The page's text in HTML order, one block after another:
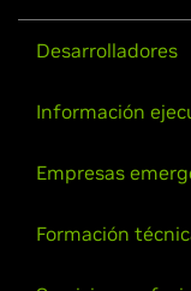
Desarrolladores
Información
Empresas
Formación